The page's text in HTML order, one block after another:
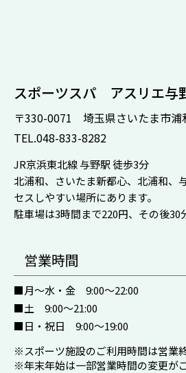
スポーツスパ アスリエ与
〒330-0071 埼玉県さいたま市浦
TEL.048-833-8282
JR京浜東北線 与野駅 徒歩3分
北浦和、さいたま新都心、北浦和、
セスしやすい場所にあります。
駐車場は3時間まで220円、その後30
営業時間
■月〜水・金 9:00～22:00
■土 9:00～21:00
■日・祝日 9:00～19:00
※スポーツ施設のご利用時間は営業
※年末年始は一部営業時間の変更が